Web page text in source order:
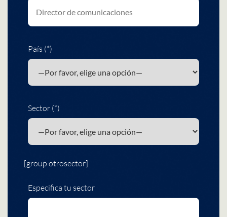
País (*)
Sector (*)
[group otrosector]
Especifica tu sector